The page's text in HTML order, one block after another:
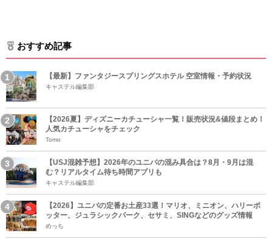
おすすめ記事
【最新】ファンタジースプリングスホテル 空室情報・予約状況
キャステル編集部
【2026夏】ディズニーカチューシャ一覧！販売状況&値段まとめ！
人気カチューシャをチェック
Tomo
【USJ混雑予想】2026年のユニバの混み具合は？8月・9月は混
む？リアルタイム待ち時間アプリも
キャステル編集部
【2026】ユニバの定番お土産33選！マリオ、ミニオン、ハリーポ
ッター、ジュラシックパーク、セサミ、SINGなどのグッズ情報
めっち